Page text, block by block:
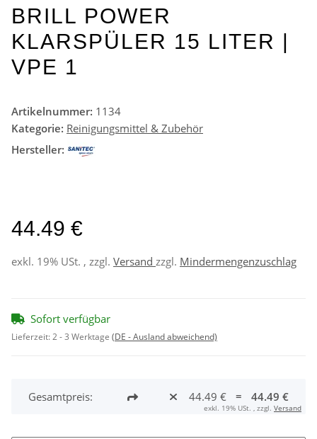
BRILL POWER
KLARSPÜLER 15 LITER |
VPE 1
Artikelnummer: 1134
Kategorie: Reinigungsmittel & Zubehör
Hersteller:
44.49 €
exkl. 19% USt. , zzgl. Versand zzgl. Mindermengenzuschlag
Sofort verfügbar
Lieferzeit:2 - 3 Werktage (DE - Ausland abweichend)
Gesamtpreis: 44.49 € = 44.49 €
exkl. 19% USt. , zzgl. Versand